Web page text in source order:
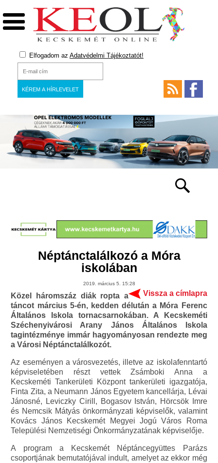
Elfogadom az Adatvédelmi Tájékoztatót!
Néptánctalálkozó a Móra
iskolában
2019. március 5. 15:28
Vissza a címlapra
Közel háromszáz diák ropta a
táncot március 5-én, kedden délután a Móra Ferenc
Általános Iskola tornacsarnokában. A Kecskeméti
Széchenyivárosi Arany János Általános Iskola
tagintézménye immár hagyományosan rendezte meg
a Városi Néptánctalálkozót.
Az eseményen a városvezetés, illetve az iskolafenntartó
képviseletében részt vettek Zsámboki Anna a
Kecskeméti Tankerületi Központ tankerületi igazgatója,
Finta Zita, a Neumann János Egyetem kancellárja, Lévai
Jánosné, Leviczky Cirill, Bogasov István, Hörcsök Imre
és Nemcsik Mátyás önkormányzati képviselők, valamint
Kovács János Kecskemét Megyei Jogú Város Roma
Települési Nemzetiségi Önkormányzatának képviselője.
A program a Kecskemét Néptáncegyüttes Parázs
csoportjának bemutatójával indult, amelyet az ekkor még